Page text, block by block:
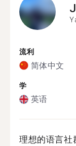
流利
简体中文
学
英语
理想的语言社